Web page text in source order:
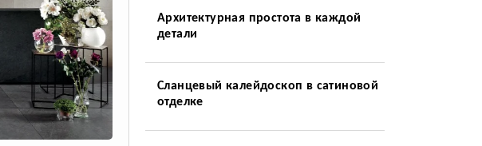
Архитектурная простота в каждой
детали
Сланцевый калейдоскоп в сатиновой
отделке